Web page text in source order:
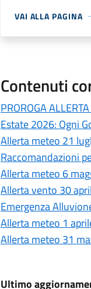
VAI ALLA PAGINA
Contenuti
PROROGA
Estate 2026: Ogni
Allerta meteo 21
Raccomandazioni
Allerta meteo 6
Allerta vento 30
Emergenza
Allerta meteo 1
Allerta meteo 31
Ultimo